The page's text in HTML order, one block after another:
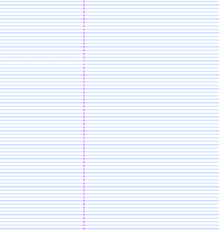
Chambres d'hôtes Carcassonne